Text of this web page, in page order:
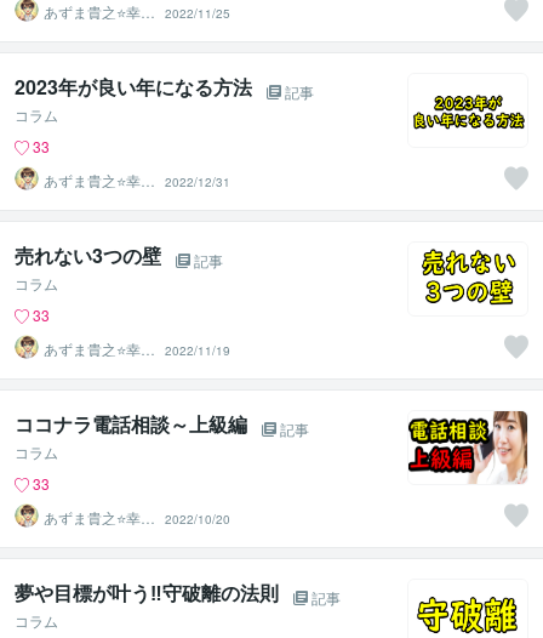
あずま貴之⭐幸せ
自分軸の生き方
育成コーチ
2022/11/25
2023年が良い年になる方法
記事
コラム
33
あずま貴之⭐幸せ
自分軸の生き方
育成コーチ
2022/12/31
売れない3つの壁
記事
コラム
33
あずま貴之⭐幸せ
自分軸の生き方
育成コーチ
2022/11/19
ココナラ電話相談～上級編
記事
コラム
33
あずま貴之⭐幸せ
自分軸の生き方
育成コーチ
2022/10/20
夢や目標が叶う‼守破離の法則
記事
コラム